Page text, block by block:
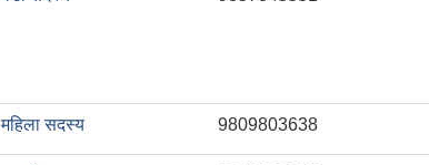
महिला सदस्य 9809803638